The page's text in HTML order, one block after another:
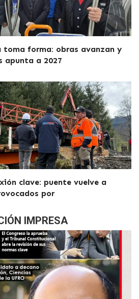
toma forma: obras avanzan y
apunta a 2027
clave: puente vuelve a
por
IMPRESA